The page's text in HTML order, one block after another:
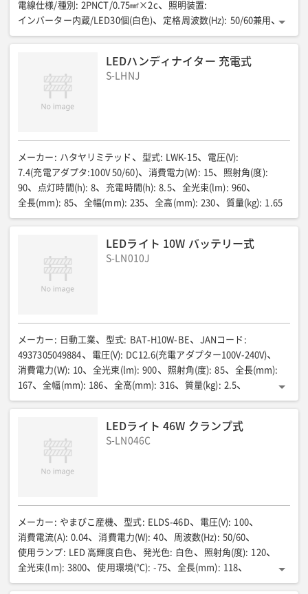
電線仕様/種別 : 2PNCT/0.75㎟×2c 照明装置:
インバーター内蔵/LED30個(白色)
定格周波数(Hz): 50/60兼用
コンセント仕様/定格: 100V/19W コンセント仕様/形状×個数:
その他:
ON-OFFスイッチ付/二重絶縁構造/屋外・防雨型
LEDハンディナイター 充電式
S-LHNJ
メーカー : ハタヤリミテッド 型式: LWK-15 電圧(V):
7.4(充電アダプタ:100V 50/60)
消費電力(W): 15 照射角(度):
90
点灯時間(h): 8 充電時間(h): 8.5 全光束(lm): 960
全長(mm): 85 全幅(mm): 235 全高(mm): 230 質量(kg): 1.65
LEDライト 10W バッテリー式
S-LN010J
メーカー : 日動工業 型式: BAT-H10W-BE JANコード :
4937305049884
電圧(V): DC12.6(充電アダプター100V-240V)
消費電力(W): 10 全光束(lm): 900 照射角(度): 85 全長(mm):
167
全幅(mm): 186 全高(mm): 316 質量(kg): 2.5
点灯時間(時間): 8.5 充電時間(時間): 9.5
LEDライト 46W クランプ式
S-LN046C
メーカー : やまびこ産機 型式: ELDS-46D 電圧(V): 100
消費電流(A): 0.04 消費電力(W): 40 周波数(Hz): 50/60
使用ランプ: LED 高輝度白色 発光色: 白色 照射角(度): 120
全光束(lm): 3800 使用環境(℃): -75 全長(mm): 118
全幅(mm): 249 全高(mm): 168 電源コード(m): 3 質量(kg): 3